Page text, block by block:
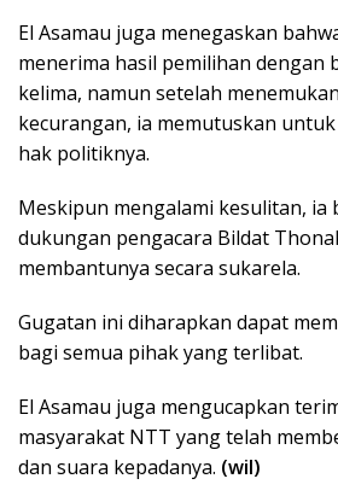
El Asamau juga menegaskan
menerima hasil pemilihan dengan
kelima, namun setelah
kecurangan, ia memutuskan
hak politiknya.
Meskipun mengalami kesulitan, ia
dukungan pengacara Bildat
membantunya secara sukarela.
Gugatan ini diharapkan dapat
bagi semua pihak yang terlibat.
El Asamau juga mengucapkan
masyarakat NTT yang telah
dan suara kepadanya. (wil)